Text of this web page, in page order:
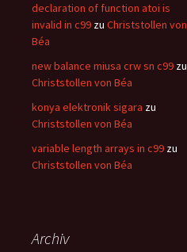
declaration of function atoi is
invalid in c99 zu Christstollen von
Béa
new balance miusa crw sn c99 zu
Christstollen von Béa
konya elektronik sigara zu
Christstollen von Béa
variable length arrays in c99 zu
Christstollen von Béa
Archiv